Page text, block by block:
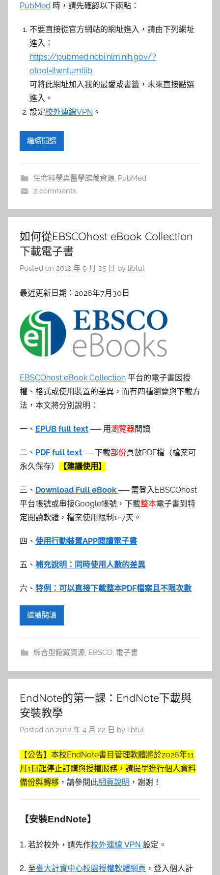
PubMed 時，請先確認以下兩點：
不要直接從官方網站的網址進入，請由下列網址
進入：
https://pubmed.ncbi.nlm.nih.gov/?
otool=itwntumtlib
可將此網址加入我的最愛或書籤，未來直接點選
進入。
設定校外連線VPN 。
繼續閱讀
生命科學與醫學館藏資源, PubMed
2 comments
如何從EBSCOhost eBook Collection
下載電子書
Posted on 2012 年 9 月 25 日 by libtul
最近更新日期：2026年7月30日
EBSCOhost eBook Collection 平台的電子書因授
權、格式或使用裝置的差異，而有四種瀏覽與下載方
法，本文將分別說明：
一、 EPUB full text ── 用瀏覽器閱讀
二、 PDF full text ──下載部份頁數PDF檔（檔案可
永久保存）
【建議使用】
三、 Download Full eBook ── 需登入EBSCOhost
平台帳號或串接Google帳號，下載整本電子書到特
定閱讀軟體，檔案使用限制1~7天。
四、 使用行動裝置APP閱讀電子書
五、 補充說明：同時使用人數的差異
六、 特例：可以直接下載整本PDF檔案且不限次數
繼續閱讀
綜合型館藏資源, EBSCO, 電子書
EndNote的第一課：EndNote下載與
安裝教學
Posted on 2012 年 4 月 22 日 by libtul
【公告】本校EndNote書目管理軟體將於2026年11
月1日起停止訂購與授權服務，請提早進行個人資料
備份與轉移 ，請參閱此網頁說明 ，謝謝！
【安裝EndNote】
1. 若於校外，請先作校外連線 VPN 設定。
2. 至臺大計資中心校園授權軟體網頁 ，登入個人計